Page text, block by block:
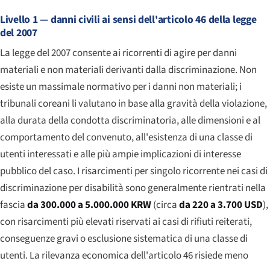
Livello 1 — danni civili ai sensi dell'articolo 46 della legge
del 2007
La legge del 2007 consente ai ricorrenti di agire per danni
materiali e non materiali derivanti dalla discriminazione. Non
esiste un massimale normativo per i danni non materiali; i
tribunali coreani li valutano in base alla gravità della violazione,
alla durata della condotta discriminatoria, alle dimensioni e al
comportamento del convenuto, all'esistenza di una classe di
utenti interessati e alle più ampie implicazioni di interesse
pubblico del caso. I risarcimenti per singolo ricorrente nei casi di
discriminazione per disabilità sono generalmente rientrati nella
fasciada 300.000 a 5.000.000 KRW(circada 220 a 3.700 USD),
con risarcimenti più elevati riservati ai casi di rifiuti reiterati,
conseguenze gravi o esclusione sistematica di una classe di
utenti. La rilevanza economica dell'articolo 46 risiede meno